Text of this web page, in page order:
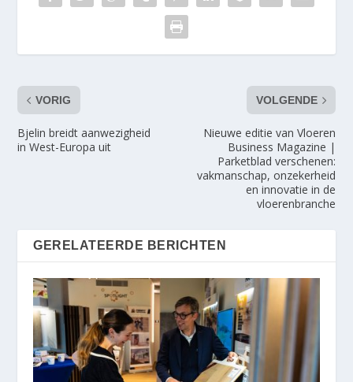
VORIG
Bjelin breidt aanwezigheid
in West-Europa uit
VOLGENDE
Nieuwe editie van Vloeren
Business Magazine |
Parketblad verschenen:
vakmanschap, onzekerheid
en innovatie in de
vloerenbranche
GERELATEERDE BERICHTEN